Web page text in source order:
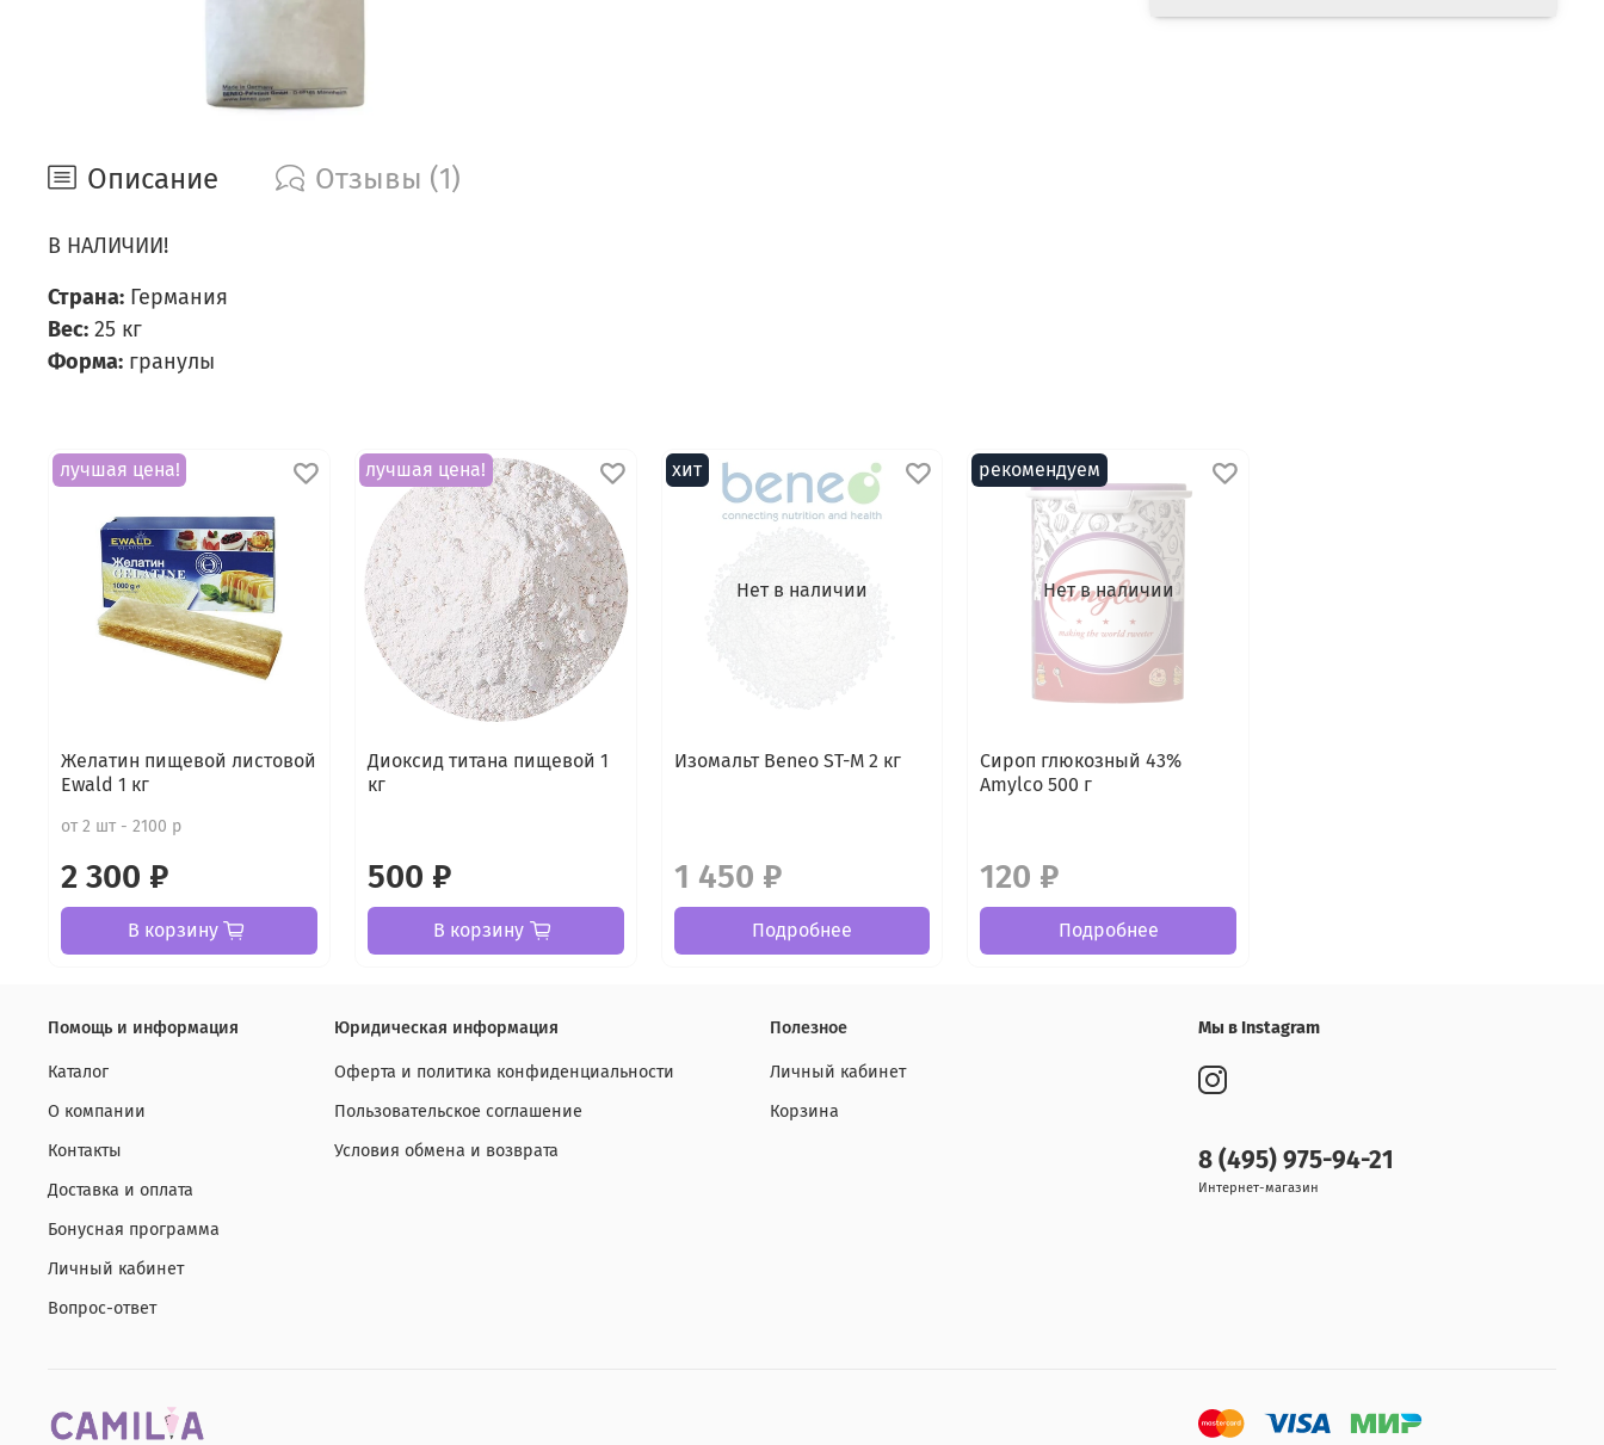
Описание Отзывы (1)
В НАЛИЧИИ!
Страна: Германия
Вес: 25 кг
Форма: гранулы
лучшая цена!
Желатин пищевой листовой
Ewald 1 кг
от 2 шт - 2100 р
2 300 ₽
В корзину
лучшая цена!
Диоксид титана пищевой 1
кг
500 ₽
В корзину
Нет в наличии
хит
Изомальт Beneo ST-M 2 кг
1 450 ₽
Подробнее
Нет в наличии
рекомендуем
Сироп глюкозный 43%
Amylco 500 г
120 ₽
Подробнее
Помощь и информация
Каталог
О компании
Контакты
Доставка и оплата
Бонусная программа
Личный кабинет
Вопрос-ответ
Юридическая информация
Оферта и политика конфиденциальности
Пользовательское соглашение
Условия обмена и возврата
Полезное
Личный кабинет
Корзина
Мы в Instagram
8 (495) 975-94-21
Интернет-магазин